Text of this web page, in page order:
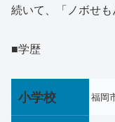
続いて、「ノボせも
■学歴
小学校 福岡